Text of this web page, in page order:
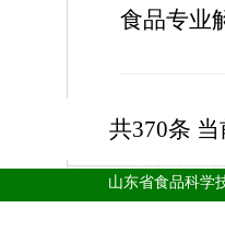
食品专业
共370条
山东省食品科